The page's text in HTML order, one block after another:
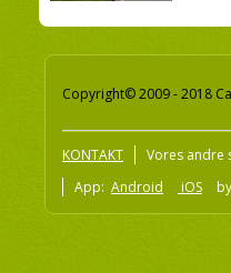
Copyright© 2009 - 2018
KONTAKT Vores andre
App: Android iOS